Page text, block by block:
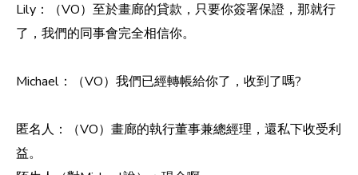
Lily：（VO）至於畫廊的貸款，只要你簽署保證，那就行
了，我們的同事會完全相信你。
Michael：（VO）我們已經轉帳給你了，收到了嗎?
匿名人：（VO）畫廊的執行董事兼總經理，還私下收受利
益。